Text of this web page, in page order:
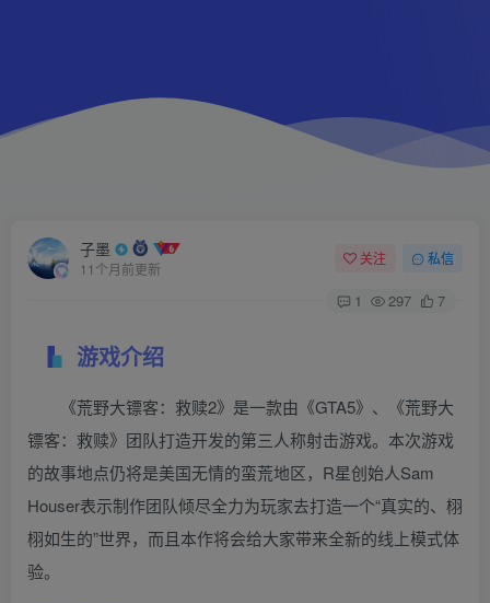
子墨
11个月前更新
关注 私信
1 297 7
游戏介绍
《荒野大镖客：救赎2》是一款由《GTA5》、《荒野大
镖客：救赎》团队打造开发的第三人称射击游戏。本次游戏
的故事地点仍将是美国无情的蛮荒地区，R星创始人Sam
Houser表示制作团队倾尽全力为玩家去打造一个“真实的、栩
栩如生的”世界，而且本作将会给大家带来全新的线上模式体
验。